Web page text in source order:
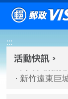
跳到主要內容區塊
:::
高雄大樂購
臺北三創生
高雄大樂購
新竹遠東巨